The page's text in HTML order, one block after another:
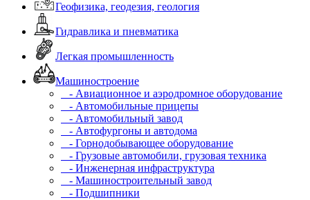
Геофизика, геодезия, геология
Гидравлика и пневматика
Легкая промышленность
Машиностроение
- Авиационное и аэродромное оборудование
- Автомобильные прицепы
- Автомобильный завод
- Автофургоны и автодома
- Горнодобывающее оборудование
- Грузовые автомобили, грузовая техника
- Инженерная инфраструктура
- Машиностроительный завод
- Подшипники